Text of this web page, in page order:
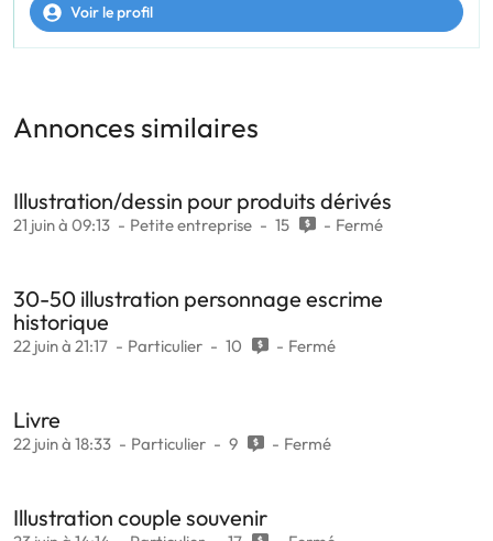
Voir le profil
Annonces similaires
Illustration/dessin pour produits dérivés
21 juin à 09:13 Petite entreprise 15 Fermé
30-50 illustration personnage escrime
historique
22 juin à 21:17 Particulier 10 Fermé
Livre
22 juin à 18:33 Particulier 9 Fermé
Illustration couple souvenir